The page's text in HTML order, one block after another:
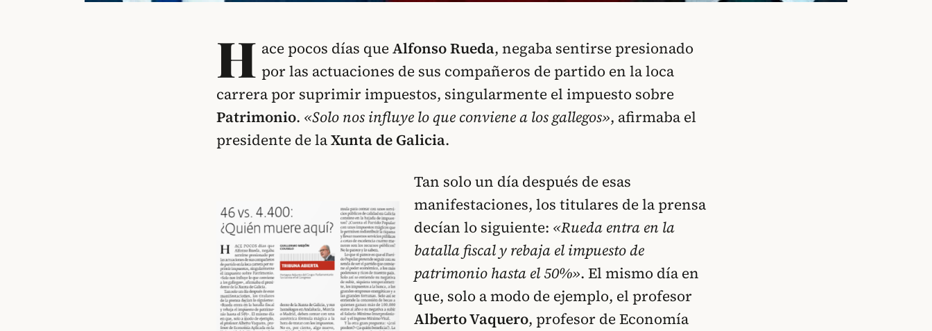
H ace pocos días queAlfonso Rueda, negaba sentirse presionado
por las actuaciones de sus compañeros de partido en la loca
carrera por suprimir impuestos, singularmente el impuesto sobre
Patrimonio. «Solo nos influye lo que conviene a los gallegos», afirmaba el
presidente de laXunta de Galicia.
Tan solo un día después de esas
manifestaciones, los titulares de la prensa
decían lo siguiente: «Rueda entra en la
batalla fiscal y rebaja el impuesto de
patrimonio hasta el 50%». El mismo día en
que, solo a modo de ejemplo, el profesor
Alberto Vaquero, profesor de Economía